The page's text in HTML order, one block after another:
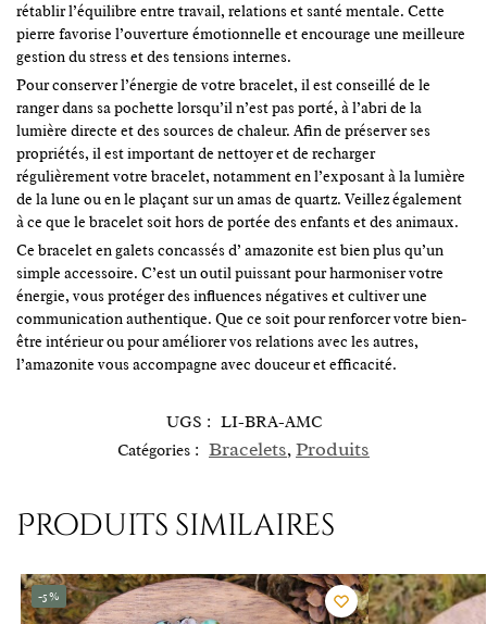
rétablir l’équilibre entre travail, relations et santé mentale. Cette
pierre favorise l’ouverture émotionnelle et encourage une meilleure
gestion du stress et des tensions internes.
Pour conserver l’énergie de votre bracelet, il est conseillé de le
ranger dans sa pochette lorsqu’il n’est pas porté, à l’abri de la
lumière directe et des sources de chaleur. Afin de préserver ses
propriétés, il est important de nettoyer et de recharger
régulièrement votre bracelet, notamment en l’exposant à la lumière
de la lune ou en le plaçant sur un amas de quartz. Veillez également
à ce que le bracelet soit hors de portée des enfants et des animaux.
Ce bracelet en galets concassés d’ amazonite est bien plus qu’un
simple accessoire. C’est un outil puissant pour harmoniser votre
énergie, vous protéger des influences négatives et cultiver une
communication authentique. Que ce soit pour renforcer votre bien-
être intérieur ou pour améliorer vos relations avec les autres,
l’amazonite vous accompagne avec douceur et efficacité.
UGS : LI-BRA-AMC
Catégories : Bracelets, Produits
Produits similaires
-5%